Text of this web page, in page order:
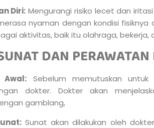
Diri: Mengurangi risiko lecet dan
nyaman dengan kondisi
aktivitas, baik itu olahraga, bekerja,
DAN
Awal: Sebelum memutuskan
dokter. Dokter akan
gamblang,
Sunat akan dilakukan oleh